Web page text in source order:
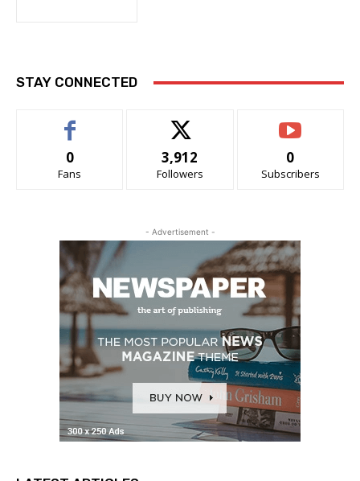
STAY CONNECTED
0
Fans
3,912
Followers
0
Subscribers
- Advertisement -